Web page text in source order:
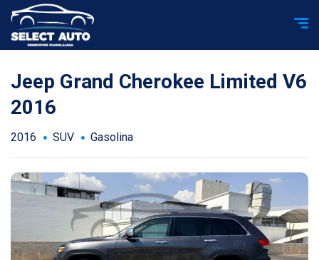
Jeep Grand Cherokee Limited V6
2016
2016 SUV Gasolina